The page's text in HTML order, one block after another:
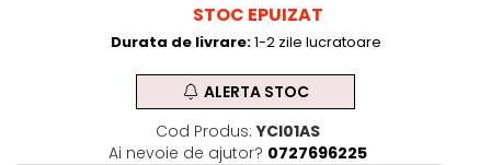
STOC EPUIZAT
Durata de livrare:1-2 zile lucratoare
ALERTA STOC
Cod Produs: YCI01AS
Ai nevoie de ajutor? 0727696225